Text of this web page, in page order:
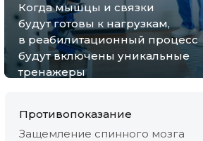
Противопоказание
Защемление спинного мозга
Когда мышцы и связки
будут готовы к нагрузкам,
в реабилитационный процесс
будут включены уникальные
тренажеры